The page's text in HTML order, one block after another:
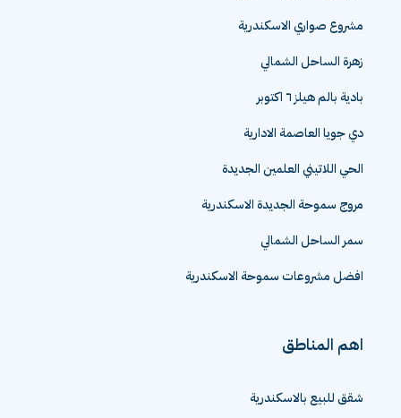
مشروع صواري الاسكندرية
زهرة الساحل الشمالي
بادية بالم هيلز ٦ اكتوبر
دي جويا العاصمة الادارية
الحي اللاتيني العلمين الجديدة
مروج سموحة الجديدة الاسكندرية
سمر الساحل الشمالي
افضل مشروعات سموحة الاسكندرية
اهم المناطق
شقق للبيع بالاسكندرية